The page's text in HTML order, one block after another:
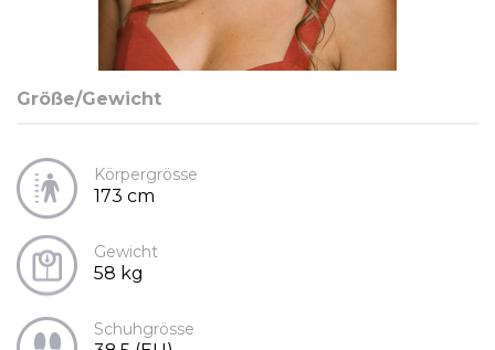
Größe/Gewicht
Körpergrösse
173 cm
Gewicht
58 kg
Schuhgrösse